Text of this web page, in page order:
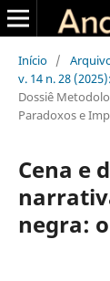
Início /
v. 14 n. 28
Dossiê
Paradoxos e
Cena e
negra: